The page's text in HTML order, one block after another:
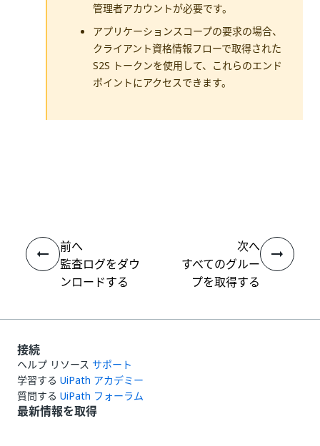
管理者アカウントが必要です。
アプリケーションスコープの要求の場合、
クライアント資格情報フローで取得された
S2S トークンを使用して、これらのエンド
ポイントにアクセスできます。
前へ
監査ログをダウ
ンロードする
次へ
すべてのグルー
プを取得する
接続
ヘルプ リソース サポート
学習する UiPath アカデミー
質問する UiPath フォーラム
最新情報を取得